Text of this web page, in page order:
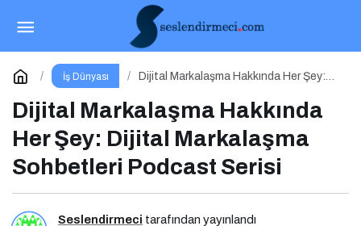
İş Dünyası
Dijital Markalaşma Hakkında Her Şey:
Serisi
Dijital Markalaşma Hakkında
Her Şey: Dijital Markalaşma
Sohbetleri Podcast Serisi
Seslendirmeci tarafından yayınlandı
Yılın En Büyük E-Ticaret Fuarı: WORLDEF
Istanbul 2026
Yorum Yap